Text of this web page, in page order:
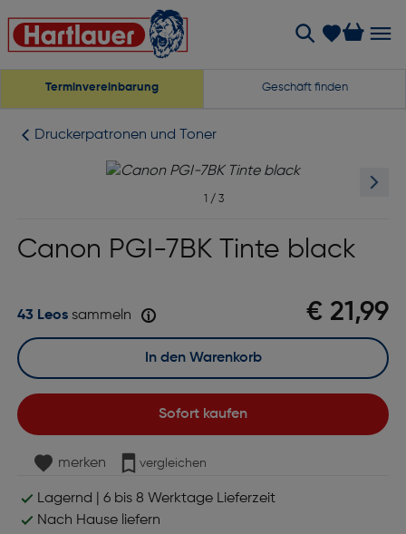
Terminvereinbarung Geschäft finden
Druckerpatronen und Toner
1 / 3
Canon PGI-7BK Tinte black
€ 21,99
43 Leossammeln
Sofort kaufen
In den Warenkorb
merken vergleichen
Lagernd | 6 bis 8 Werktage Lieferzeit
Nach Hause liefern